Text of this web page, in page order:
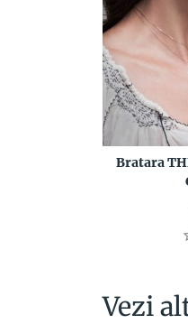
Bratara
Vezi